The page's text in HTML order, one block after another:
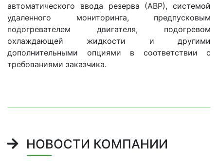
автоматического ввода резерва (АВР), системой
удаленного мониторинга, предпусковым
подогревателем двигателя, подогревом
охлаждающей жидкости и другими
дополнительными опциями в соответствии с
требованиями заказчика.
НОВОСТИ КОМПАНИИ